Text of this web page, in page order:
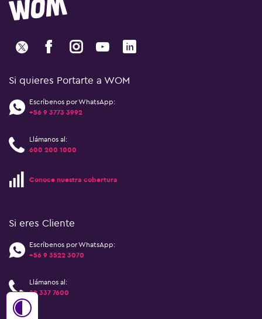
Si quieres Portarte a WOM
Escríbenos por WhatsApp:
+56 9 3773 3992
Llámanos al:
600 200 1000
Conoce nuestra cobertura
Si eres Cliente
Escríbenos por WhatsApp:
+56 9 3522 3070
Llámanos al:
22 337 7600